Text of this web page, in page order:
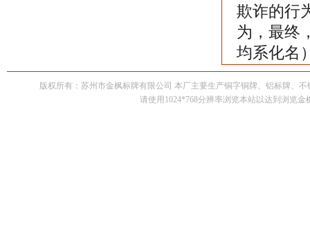
欺诈的行
为，最终
均系化名
版权所有：苏州市金枫标牌有限公司 本厂主要生产铜字铜牌、铝标牌、
请使用1024*768分辨率浏览本站以达到浏览